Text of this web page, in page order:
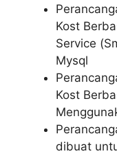
Kost
Service
Mysql
Kost
dibuat